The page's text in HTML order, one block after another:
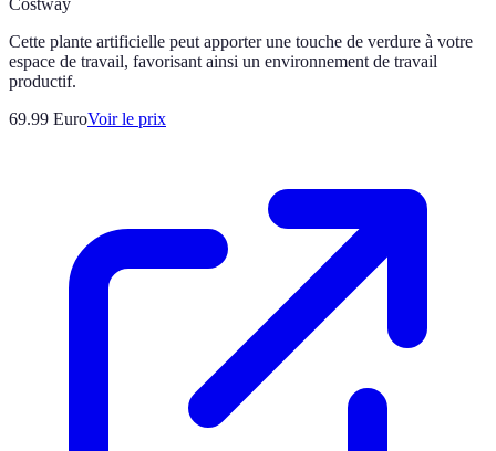
Cette plante artificielle peut apporter une touche de verdure à votre
espace de travail, favorisant ainsi un environnement de travail
productif.
69.99 EuroVoir le prix